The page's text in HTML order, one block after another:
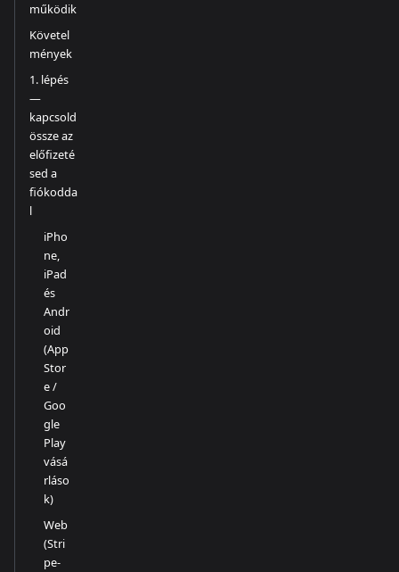
működik
Követel
mények
1. lépés
—
kapcsold
össze az
előfizeté
sed a
fiókodda
l
iPho
ne,
iPad
és
Andr
oid
(App
Stor
e /
Goo
gle
Play
vásá
rláso
k)
Web
(Stri
pe-